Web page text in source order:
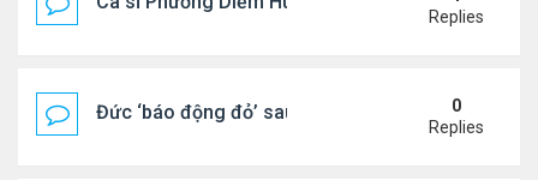
Replies
Đức ‘báo động đỏ’ sau vụ phát hiện UAV mang
0
Replies